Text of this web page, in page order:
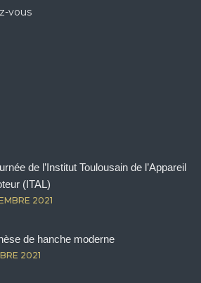
vous
de l’Institut Toulousain de l’Appareil
(ITAL)
2021
de hanche moderne
2021